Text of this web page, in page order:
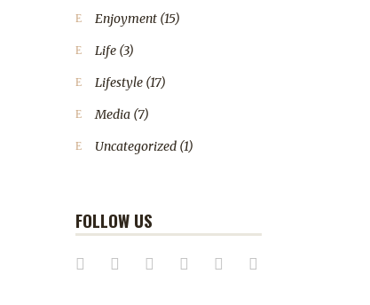
Enjoyment (15)
Life (3)
Lifestyle (17)
Media (7)
Uncategorized (1)
FOLLOW US